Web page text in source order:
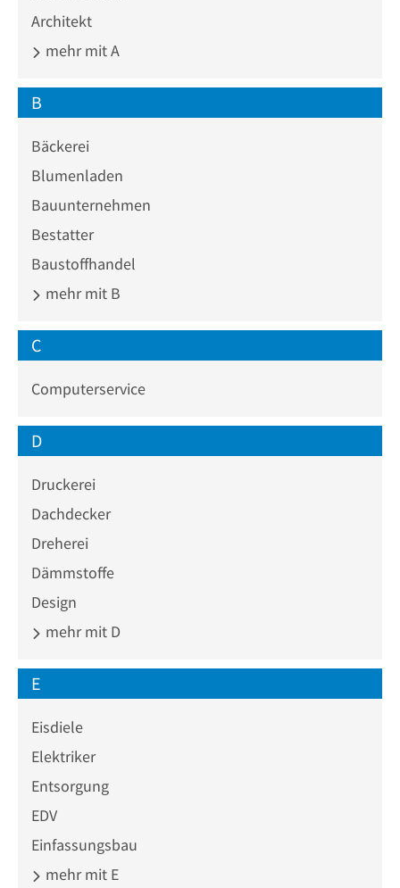
Architekt
mehr mit A
B
Bäckerei
Blumenladen
Bauunternehmen
Bestatter
Baustoffhandel
mehr mit B
C
Computerservice
D
Druckerei
Dachdecker
Dreherei
Dämmstoffe
Design
mehr mit D
E
Eisdiele
Elektriker
Entsorgung
EDV
Einfassungsbau
mehr mit E